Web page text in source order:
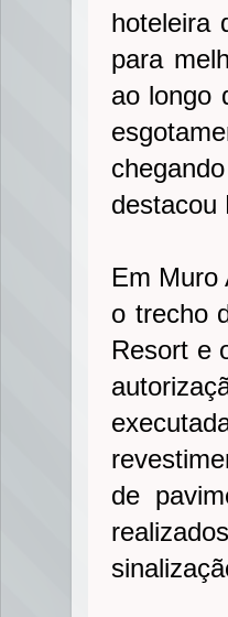
hoteleira
para
ao longo
destacou
Em Muro
o trecho
Resort e
de